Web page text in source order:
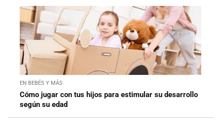
EN BEBÉS Y MÁS
Cómo jugar con tus hijos para estimular su desarrollo
según su edad